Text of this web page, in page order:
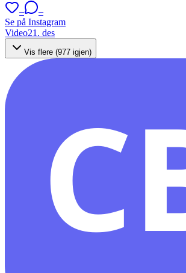
–
–
Se på Instagram
Video21. des
Vis flere (977 igjen)